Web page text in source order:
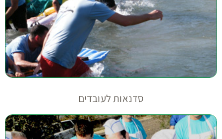
סדנאות לעובדים